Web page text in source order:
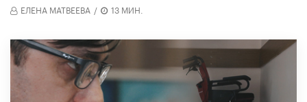
ЕЛЕНА МАТВЕЕВА / 13 МИН.